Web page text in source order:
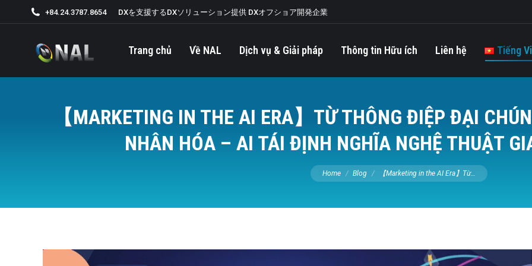
+84.24.3787.8654 DXを支援するDXソリューション提供 DXオフショア開発企業
Trang chủ Về NAL Dịch vụ & Giải pháp Thông tin Hữu ích Liên hệ Tiếng
【MARKETING IN THE AI ERA】TỪ THÔNG ĐIỆP ĐẠI
NHÂN HÓA – AI TÁI ĐỊNH NGHĨA NGHỆ THUẬT
You are here:
Home Blog 【Marketing in the AI Era】Từ…